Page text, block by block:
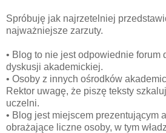
Spróbuję jak najrzetelniej
najważniejsze zarzuty.
• Blog to nie jest odpowiednie forum
dyskusji akademickiej.
• Osoby z innych ośrodków
Rektor uwagę, że piszę teksty
uczelni.
• Blog jest miejscem prezentującym
obrażające liczne osoby, w tym